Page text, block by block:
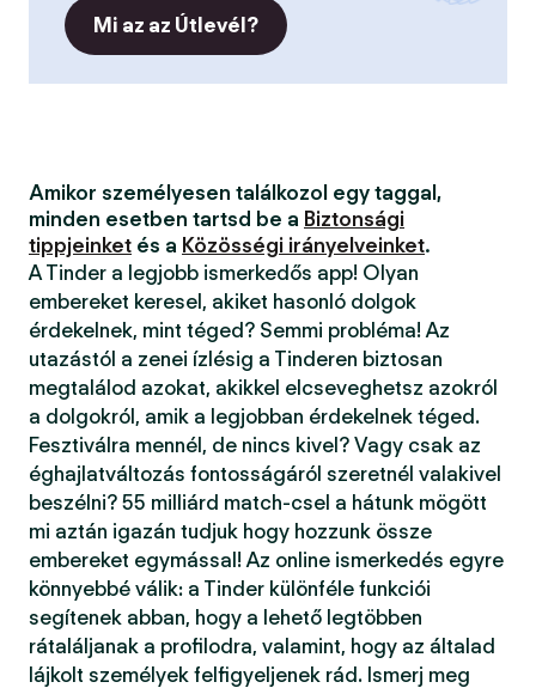
Mi az az Útlevél?
Amikor személyesen találkozol egy taggal,
minden esetben tartsd be a Biztonsági
tippjeinket és a Közösségi irányelveinket.
A Tinder a legjobb ismerkedős app! Olyan
embereket keresel, akiket hasonló dolgok
érdekelnek, mint téged? Semmi probléma! Az
utazástól a zenei ízlésig a Tinderen biztosan
megtalálod azokat, akikkel elcseveghetsz azokról
a dolgokról, amik a legjobban érdekelnek téged.
Fesztiválra mennél, de nincs kivel? Vagy csak az
éghajlatváltozás fontosságáról szeretnél valakivel
beszélni? 55 milliárd match-csel a hátunk mögött
mi aztán igazán tudjuk hogy hozzunk össze
embereket egymással! Az online ismerkedés egyre
könnyebbé válik: a Tinder különféle funkciói
segítenek abban, hogy a lehető legtöbben
rátaláljanak a profilodra, valamint, hogy az általad
lájkolt személyek felfigyeljenek rád. Ismerj meg